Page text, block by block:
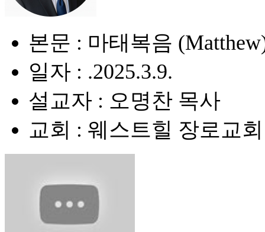
본문 : 마태복음
일자 : .2025.3.9.
설교자 : 오명찬 목사
교회 : 웨스트힐 장로교회